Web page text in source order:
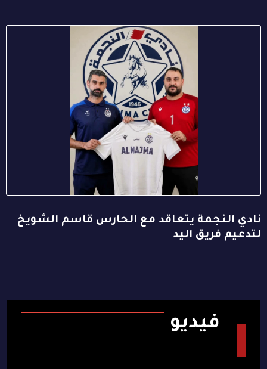
نادي النجمة يتعاقد مع الحارس قاسم الشويخ
لتدعيم فريق اليد
فيديو